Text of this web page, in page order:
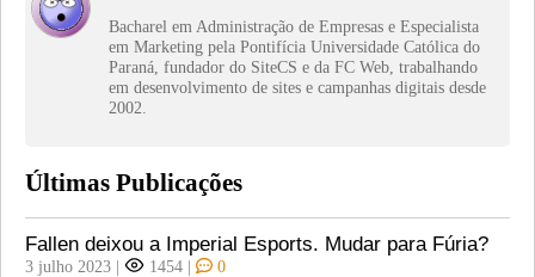
Bacharel em Administração de Empresas e Especialista
em Marketing pela Pontifícia Universidade Católica do
Paraná, fundador do SiteCS e da FC Web, trabalhando
em desenvolvimento de sites e campanhas digitais desde
2002.
Últimas Publicações
Fallen deixou a Imperial Esports. Mudar para Fúria?
3 julho 2023 | 1454 | 0